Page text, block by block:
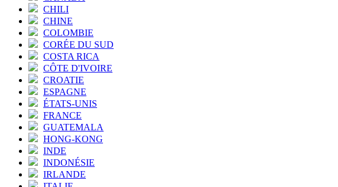
CHILI
CHINE
COLOMBIE
CORÉE DU SUD
COSTA RICA
CÔTE D'IVOIRE
CROATIE
ESPAGNE
ÉTATS-UNIS
FRANCE
GUATEMALA
HONG-KONG
INDE
INDONÉSIE
IRLANDE